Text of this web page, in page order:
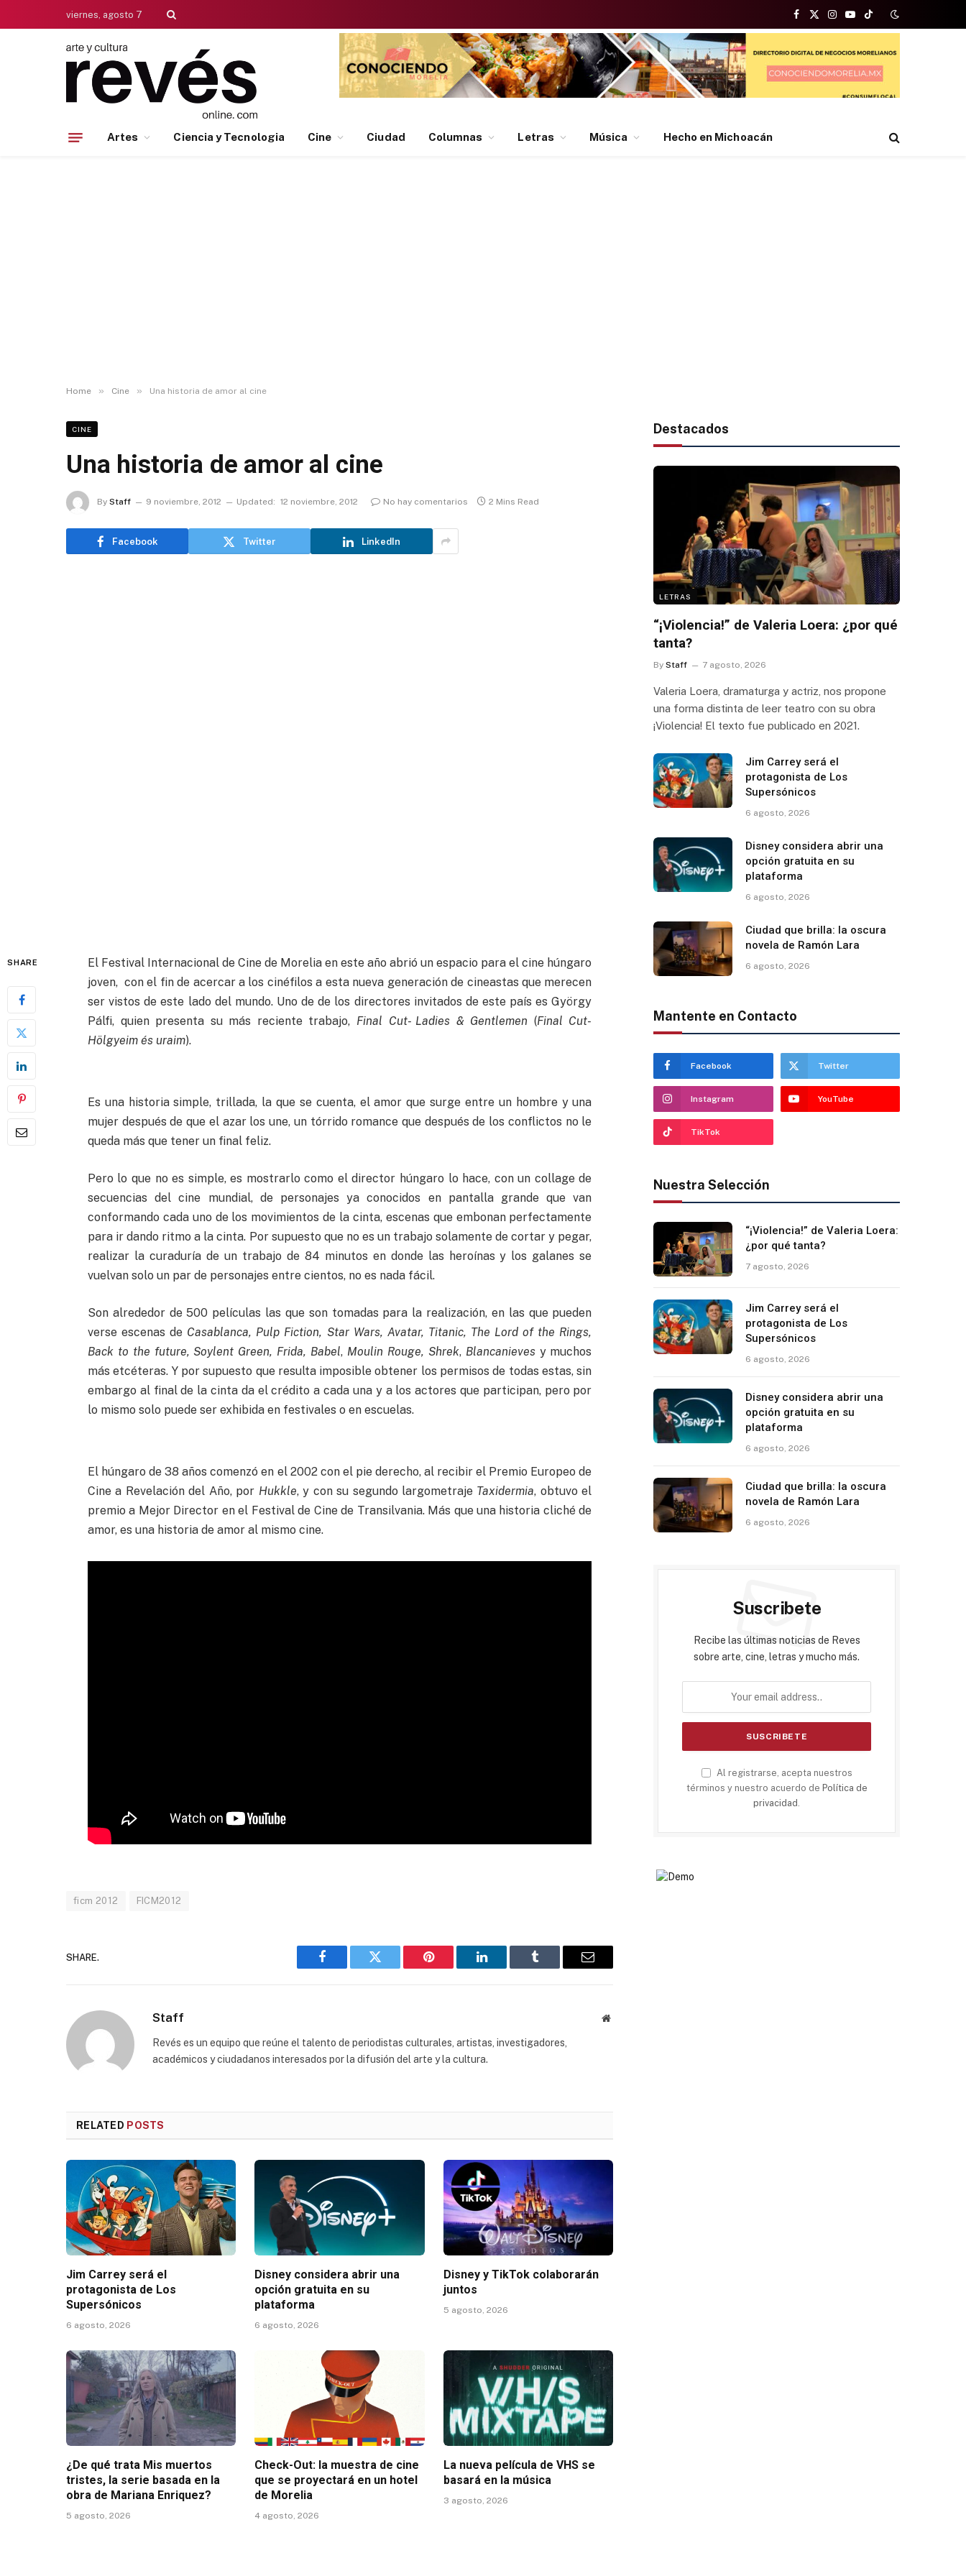
viernes, agosto 7
Facebook
X
(Twitter)
Instagram
YouTubeTikTok
Artes Ciencia y Tecnologia Cine Ciudad Columnas Letras Música Hecho en Michoacán
Home » Cine » Una historia de amor al cine
CINE
Una historia de amor al cine
By Staff 9 noviembre, 2012 Updated: 12 noviembre, 2012 No hay comentarios 2 Mins Read
Facebook Twitter LinkedIn
SHARE
El Festival Internacional de Cine de Morelia en este año abrió un espacio para el cine húngaro
joven, con el fin de acercar a los cinéfilos a esta nueva generación de cineastas que merecen
ser vistos de este lado del mundo. Uno de de los directores invitados de este país es György
Pálfi, quien presenta su más reciente trabajo, Final Cut- Ladies & Gentlemen (Final Cut-
Hölgyeim és uraim).
Es una historia simple, trillada, la que se cuenta, el amor que surge entre un hombre y una
mujer después de que el azar los une, un tórrido romance que después de los conflictos no le
queda más que tener un final feliz.
Pero lo que no es simple, es mostrarlo como el director húngaro lo hace, con un collage de
secuencias del cine mundial, de personajes ya conocidos en pantalla grande que van
conformando cada uno de los movimientos de la cinta, escenas que embonan perfectamente
para ir dando ritmo a la cinta. Por supuesto que no es un trabajo solamente de cortar y pegar,
realizar la curaduría de un trabajo de 84 minutos en donde las heroínas y los galanes se
vuelvan solo un par de personajes entre cientos, no es nada fácil.
Son alrededor de 500 películas las que son tomadas para la realización, en las que pueden
verse escenas de Casablanca, Pulp Fiction, Star Wars, Avatar, Titanic, The Lord of the Rings,
Back to the future, Soylent Green, Frida, Babel, Moulin Rouge, Shrek, Blancanieves y muchos
más etcéteras. Y por supuesto que resulta imposible obtener los permisos de todas estas, sin
embargo al final de la cinta da el crédito a cada una y a los actores que participan, pero por
lo mismo solo puede ser exhibida en festivales o en escuelas.
El húngaro de 38 años comenzó en el 2002 con el pie derecho, al recibir el Premio Europeo de
Cine a Revelación del Año, por Hukkle, y con su segundo largometraje Taxidermia, obtuvo el
premio a Mejor Director en el Festival de Cine de Transilvania. Más que una historia cliché de
amor, es una historia de amor al mismo cine.
ficm 2012 FICM2012
SHARE.
Facebook Twitter Pinterest LinkedIn Tumblr Email
Staff Website
Revés es un equipo que reúne el talento de periodistas culturales, artistas, investigadores,
académicos y ciudadanos interesados por la difusión del arte y la cultura.
RELATED POSTS
Jim Carrey será el
protagonista de Los
Supersónicos
6 agosto, 2026
Disney considera abrir una
opción gratuita en su
plataforma
6 agosto, 2026
Disney y TikTok colaborarán
juntos
5 agosto, 2026
¿De qué trata Mis muertos
tristes, la serie basada en la
obra de Mariana Enriquez?
5 agosto, 2026
Check-Out: la muestra de cine
que se proyectará en un hotel
de Morelia
4 agosto, 2026
La nueva película de VHS se
basará en la música
3 agosto, 2026
Destacados
LETRAS
“¡Violencia!” de Valeria Loera: ¿por qué
tanta?
By Staff 7 agosto, 2026
Valeria Loera, dramaturga y actriz, nos propone
una forma distinta de leer teatro con su obra
¡Violencia! El texto fue publicado en 2021.
Jim Carrey será el
protagonista de Los
Supersónicos
6 agosto, 2026
Disney considera abrir una
opción gratuita en su
plataforma
6 agosto, 2026
Ciudad que brilla: la oscura
novela de Ramón Lara
6 agosto, 2026
Mantente en Contacto
Facebook Twitter
Instagram YouTube
TikTok
Nuestra Selección
“¡Violencia!” de Valeria Loera:
¿por qué tanta?
7 agosto, 2026
Jim Carrey será el
protagonista de Los
Supersónicos
6 agosto, 2026
Disney considera abrir una
opción gratuita en su
plataforma
6 agosto, 2026
Ciudad que brilla: la oscura
novela de Ramón Lara
6 agosto, 2026
Suscribete
Recibe las últimas noticias de Reves
sobre arte, cine, letras y mucho más.
Al registrarse, acepta nuestros
términos y nuestro acuerdo de Política de
privacidad